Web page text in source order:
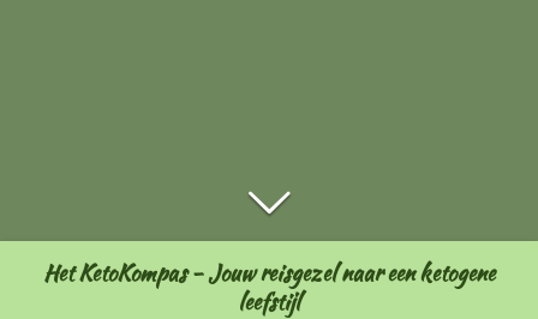
Het KetoKompas - Jouw reisgezel naar een ketogene
leefstijl